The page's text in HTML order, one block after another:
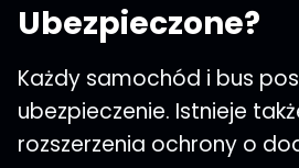
Ubezpieczone?
Każdy samochód i bus
ubezpieczenie. Istnieje
rozszerzenia ochrony o